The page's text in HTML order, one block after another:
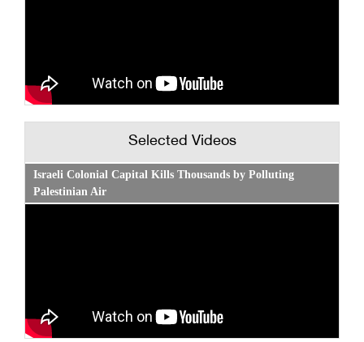
Selected Videos
Israeli Colonial Capital Kills Thousands by Polluting
Palestinian Air